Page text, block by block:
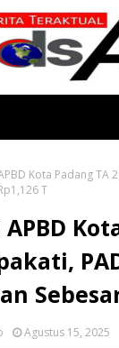
Kota Padang TA
T
APBD
Agustus 15, 2025